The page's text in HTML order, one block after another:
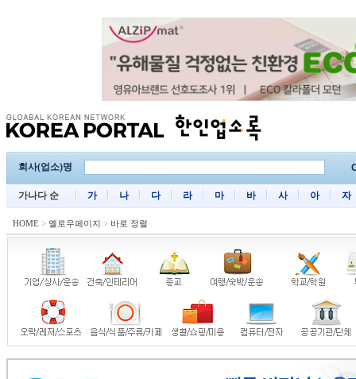
회사(업소)명
가나다 순 가 나 다 라 마 바 사 아 자
HOME > 옐로우페이지 > 바로 정렬